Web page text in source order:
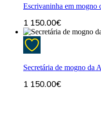
Escrivaninha em mogno
1 150.00€
Secretária de mogno da
1 150.00€